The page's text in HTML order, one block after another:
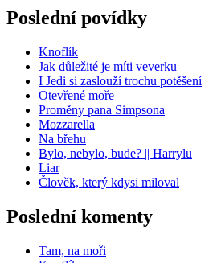
Poslední povídky
Knoflík
Jak důležité je míti veverku
I Jedi si zaslouží trochu potěšení
Otevřené moře
Proměny pana Simpsona
Mozzarella
Na břehu
Bylo, nebylo, bude? || Harrylu
Liar
Člověk, který kdysi miloval
Poslední komenty
Tam, na moři